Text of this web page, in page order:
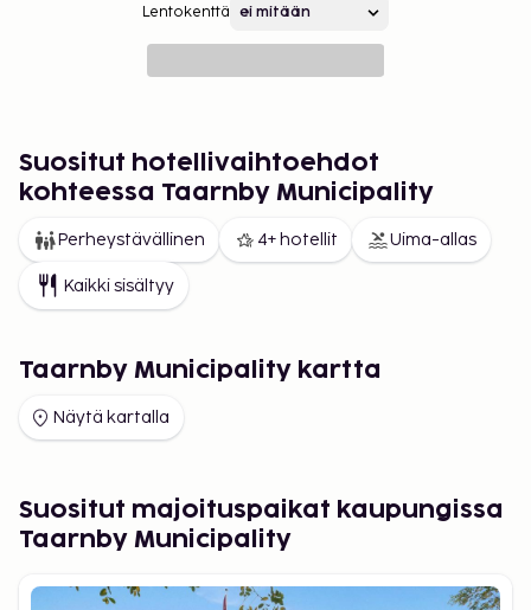
Lentokenttä
Suositut hotellivaihtoehdot
kohteessa Taarnby Municipality
Perheystävällinen 4+ hotellit Uima-allas
Kaikki sisältyy
Taarnby Municipality kartta
Näytä kartalla
Suositut majoituspaikat kaupungissa
Taarnby Municipality